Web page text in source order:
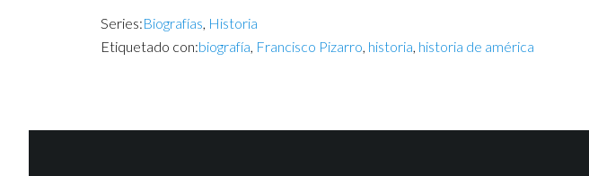
Series:Biografías, Historia
Etiquetado con:biografía, Francisco Pizarro, historia, historia de américa